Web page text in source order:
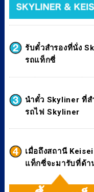
รับตั๋วสำรองที่นั่ง
รถแท็กซี่
นำตั๋ว Skyliner ที่ส
รถไฟ Skyliner
เมื่อถึงสถานี
แท็กซี่จะมารับที่ด้า